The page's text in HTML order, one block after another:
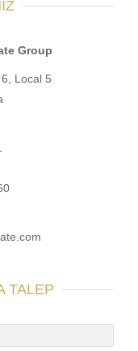
Group
Local 5
TALEP